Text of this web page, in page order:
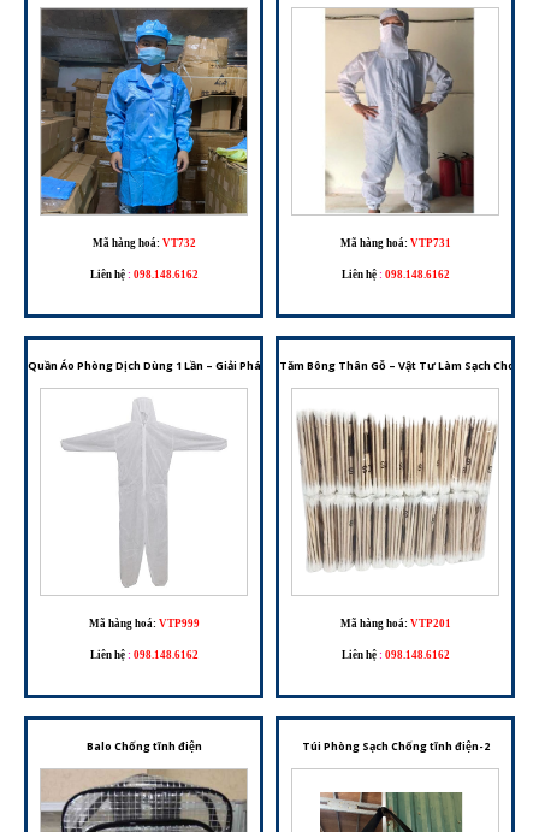
Mã hàng hoá: VT732
Liên hệ : 098.148.6162
Mã hàng hoá: VTP731
Liên hệ : 098.148.6162
Quần Áo Phòng Dịch Dùng 1 Lần – Giải Pháp Bảo Hộ Cho Môi Trường Y Tế Và Phòng Sạch
Mã hàng hoá: VTP999
Liên hệ : 098.148.6162
Tăm Bông Thân Gỗ – Vật Tư Làm Sạch Cho
Mã hàng hoá: VTP201
Liên hệ : 098.148.6162
Balo Chống tĩnh điện Túi Phòng Sạch Chống tĩnh điện-2